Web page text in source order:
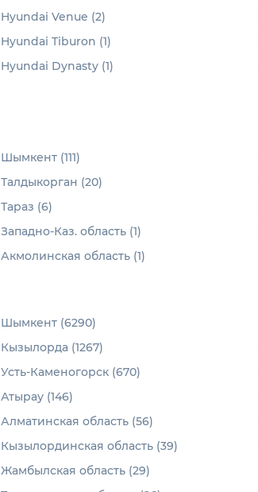
Hyundai Venue (2)
Hyundai Tiburon (1)
Hyundai Dynasty (1)
Шымкент (111)
Талдыкорган (20)
Тараз (6)
Западно-Каз. область (1)
Акмолинская область (1)
Шымкент (6290)
Кызылорда (1267)
Усть-Каменогорск (670)
Атырау (146)
Алматинская область (56)
Кызылординская область (39)
Жамбылская область (29)